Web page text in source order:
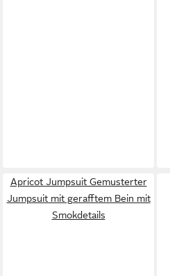
Apricot Jumpsuit Gemusterter
Jumpsuit mit gerafftem Bein mit
Smokdetails